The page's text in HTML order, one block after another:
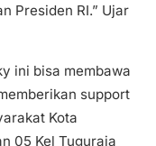
Presiden RI.” Ujar
ini bisa membawa
support
Kota
05 Kel Tuguraja